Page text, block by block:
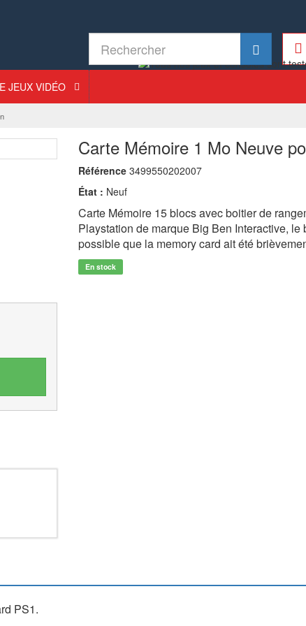
JEUX VIDÉO
Carte Mémoire 1 Mo Neuve
Référence 3499550202007
État : Neuf
Carte Mémoire 15 blocs avec boitier de
Playstation de marque Big Ben Interactive, le
possible que la memory card ait été
En stock
PS1.